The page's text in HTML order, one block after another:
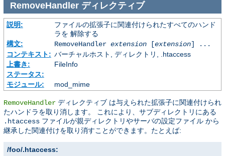
RemoveHandlerディレクティブ
説明:
ファイルの拡張子に関連付けられたすべてのハンド
ラを 解除する
構文:
RemoveHandler extension[extension] ...
コンテキスト: バーチャルホスト, ディレクトリ, .htaccess
上書き:
FileInfo
ステータス:
モジュール:
mod_mime
RemoveHandler ディレクティブ は与えられた拡張子に関連付けられ
たハンドラを取り消します。 これにより、サブディレクトリにある
.htaccess ファイルが親ディレクトリやサーバの設定ファイル から
継承した関連付けを取り消すことができます。たとえば:
/foo/.htaccess: